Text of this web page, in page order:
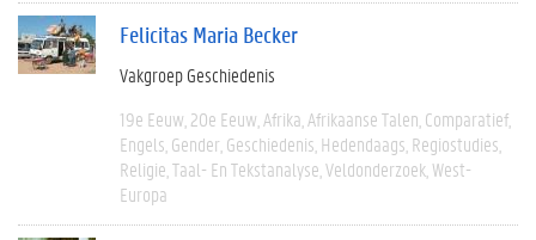
Felicitas Maria Becker
Vakgroep Geschiedenis
19e Eeuw 20e Eeuw Afrika Afrikaanse Talen Comparatief
Engels Gender Geschiedenis Hedendaags Regiostudies
Religie Taal- En Tekstanalyse Veldonderzoek West-
Europa